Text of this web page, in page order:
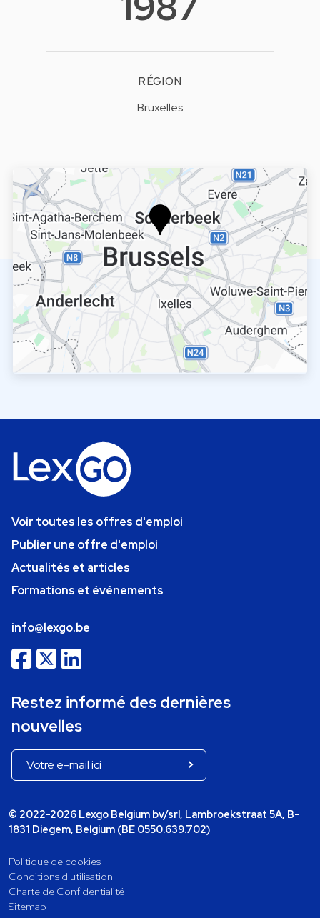
RÉGION
Bruxelles
Voir toutes les offres d'emploi
Publier une offre d'emploi
Actualités et articles
Formations et événements
info@lexgo.be
Restez informé des dernières
nouvelles
© 2022-2026 Lexgo Belgium bv/srl, Lambroekstraat 5A, B-
1831 Diegem, Belgium (BE 0550.639.702)
Politique de cookies
Conditions d'utilisation
Charte de Confidentialité
Sitemap